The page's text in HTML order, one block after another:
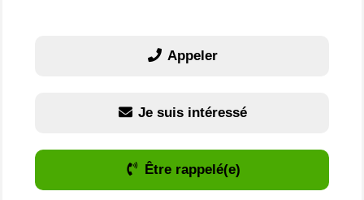
Appeler
Je suis intéressé
Être rappelé(e)